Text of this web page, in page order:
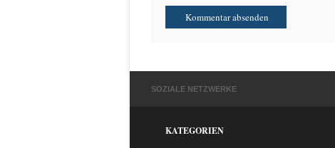
SOZIALE NETZWERKE
KATEGORIEN